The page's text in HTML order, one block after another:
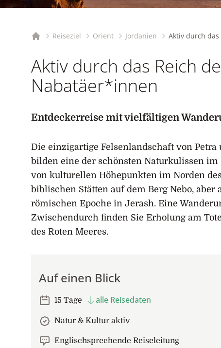
Reiseziel Orient Jordanien Aktiv durch
Aktiv durch das Reich
Nabatäer*innen
Entdeckerreise mit vielfältigen
Die einzigartige Felsenlandschaft von
bilden eine der schönsten Naturkulissen
von kulturellen Höhepunkten im Norden
biblischen Stätten auf dem Berg Nebo,
römischen Epoche in Jerash. Eine
Zwischendurch finden Sie Erholung am
des Roten Meeres.
Auf einen Blick
15 Tage alle Reisedaten
Natur & Kultur aktiv
Englischsprechende Reiseleitung